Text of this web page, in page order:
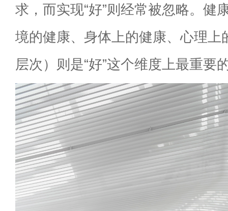
求，而实现“好”则经常被忽略。健
境的健康、身体上的健康、心理上
层次）则是“好”这个维度上最重要